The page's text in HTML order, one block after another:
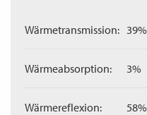
Wärmetransmission: 39%
Wärmeabsorption: 3%
Wärmereflexion: 58%